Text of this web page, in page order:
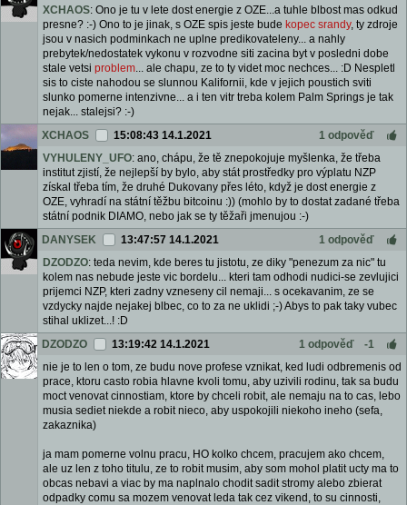
XCHAOS: Ono je tu v lete dost energie z OZE...a tuhle blbost mas odkud
presne? :-) Ono to je jinak, s OZE spis jeste bude kopec srandy, ty zdroje
jsou v nasich podminkach ne uplne predikovateleny... a nahly
prebytek/nedostatek vykonu v rozvodne siti zacina byt v posledni dobe
stale vetsi problem... ale chapu, ze to ty videt moc nechces... :D Nespletl
sis to ciste nahodou se slunnou Kalifornii, kde v jejich poustich sviti
slunko pomerne intenzivne... a i ten vitr treba kolem Palm Springs je tak
nejak... stalejsi? :-)
XCHAOS
15:08:43 14.1.2021
1 odpověď
VYHULENY_UFO: ano, chápu, že tě znepokojuje myšlenka, že třeba
institut zjistí, že nejlepší by bylo, aby stát prostředky pro výplatu NZP
získal třeba tím, že druhé Dukovany přes léto, když je dost energie z
OZE, vyhradí na státní těžbu bitcoinu :)) (mohlo by to dostat zadané třeba
státní podnik DIAMO, nebo jak se ty těžaři jmenujou :-)
DANYSEK
13:47:57 14.1.2021
1 odpověď
DZODZO: teda nevim, kde beres tu jistotu, ze diky "penezum za nic" tu
kolem nas nebude jeste vic bordelu... kteri tam odhodi nudici-se zevlujici
prijemci NZP, kteri zadny vzneseny cil nemaji... s ocekavanim, ze se
vzdycky najde nejakej blbec, co to za ne uklidi ;-) Abys to pak taky vubec
stihal uklizet...! :D
DZODZO
13:19:42 14.1.2021 1 odpověď
-1
nie je to len o tom, ze budu nove profese vznikat, ked ludi odbremenis od
prace, ktoru casto robia hlavne kvoli tomu, aby uzivili rodinu, tak sa budu
moct venovat cinnostiam, ktore by chceli robit, ale nemaju na to cas, lebo
musia sediet niekde a robit nieco, aby uspokojili niekoho ineho (sefa,
zakaznika)
ja mam pomerne volnu pracu, HO kolko chcem, pracujem ako chcem,
ale uz len z toho titulu, ze to robit musim, aby som mohol platit ucty ma to
obcas nebavi a viac by ma naplnalo chodit sadit stromy alebo zbierat
odpadky comu sa mozem venovat leda tak cez vikend, to su cinnosti,